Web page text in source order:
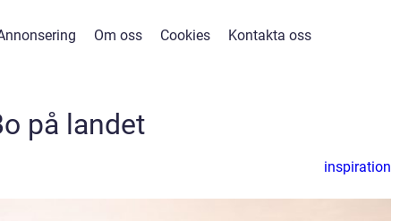
Om oss Cookies Kontakta oss
på landet
inspiration